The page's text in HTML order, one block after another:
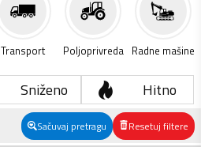
Transport Poljoprivreda Radne mašine
Sniženo Hitno
Sačuvaj pretragu Resetuj filtere